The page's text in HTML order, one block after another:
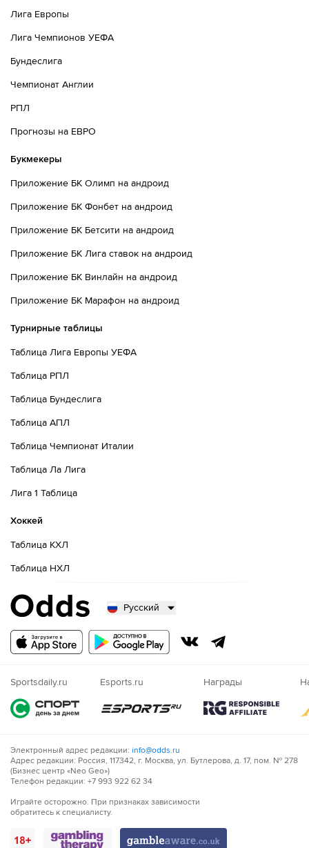
Лига Европы
Лига Чемпионов УЕФА
Бундеслига
Чемпионат Англии
РПЛ
Прогнозы на ЕВРО
Букмекеры
Приложение БК Олимп на андроид
Приложение БК Фонбет на андроид
Приложение БК Бетсити на андроид
Приложение БК Лига ставок на андроид
Приложение БК Винлайн на андроид
Приложение БК Марафон на андроид
Турнирные таблицы
Таблица Лига Европы УЕФА
Таблица РПЛ
Таблица Бундеслига
Таблица АПЛ
Таблица Чемпионат Италии
Таблица Ла Лига
Лига 1 Таблица
Хоккей
Таблица КХЛ
Таблица НХЛ
Русский
Русский
Nigeria
Sportsdaily.ru Esports.ru Награды
Электронный адрес редакции: info@odds.ru
Адрес редакции: Россия, 117342, г. Москва, ул. Бутлерова, д. 17, пом. № 278
(Бизнес центр «Neo Geo»)
Телефон редакции: +7 993 922 62 34
Играйте осторожно. При признаках зависимости
обратитесь к специалисту.